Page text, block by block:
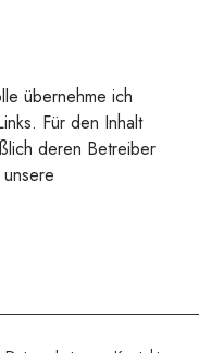
übernehme ich
Für den Inhalt
deren Betreiber